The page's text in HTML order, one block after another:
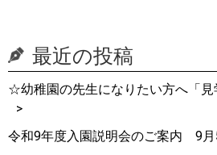
最近の投稿
☆幼稚園の先生になりたい方へ「
令和9年度入園説明会のご案内 9月